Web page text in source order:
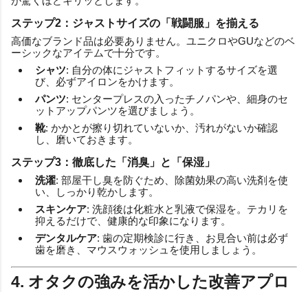
ステップ2：ジャストサイズの「戦闘服」を揃える
高価なブランド品は必要ありません。ユニクロやGUなどのベ
ーシックなアイテムで十分です。
シャツ: 自分の体にジャストフィットするサイズを選
び、必ずアイロンをかけます。
パンツ: センタープレスの入ったチノパンや、細身のセ
ットアップパンツを選びましょう。
靴: かかとが擦り切れていないか、汚れがないか確認
し、磨いておきます。
ステップ3：徹底した「消臭」と「保湿」
洗濯: 部屋干し臭を防ぐため、除菌効果の高い洗剤を使
い、しっかり乾かします。
スキンケア: 洗顔後は化粧水と乳液で保湿を。テカリを
抑えるだけで、健康的な印象になります。
デンタルケア: 歯の定期検診に行き、お見合い前は必ず
歯を磨き、マウスウォッシュを使用しましょう。
4. オタクの強みを活かした改善アプロ